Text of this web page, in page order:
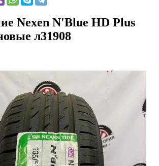
Nexen N'Blue HD Plus
л31908